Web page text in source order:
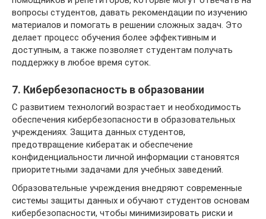
вопросы студентов, давать рекомендации по изучению
материалов и помогать в решении сложных задач. Это
делает процесс обучения более эффективным и
доступным, а также позволяет студентам получать
поддержку в любое время суток.
7. Кибербезопасность в образовании
С развитием технологий возрастает и необходимость
обеспечения кибербезопасности в образовательных
учреждениях. Защита данных студентов,
предотвращение кибератак и обеспечение
конфиденциальности личной информации становятся
приоритетными задачами для учебных заведений.
Образовательные учреждения внедряют современные
системы защиты данных и обучают студентов основам
кибербезопасности, чтобы минимизировать риски и